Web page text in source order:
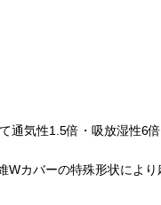
通気性1.5倍・吸放湿性6
Wカバーの特殊形状によ